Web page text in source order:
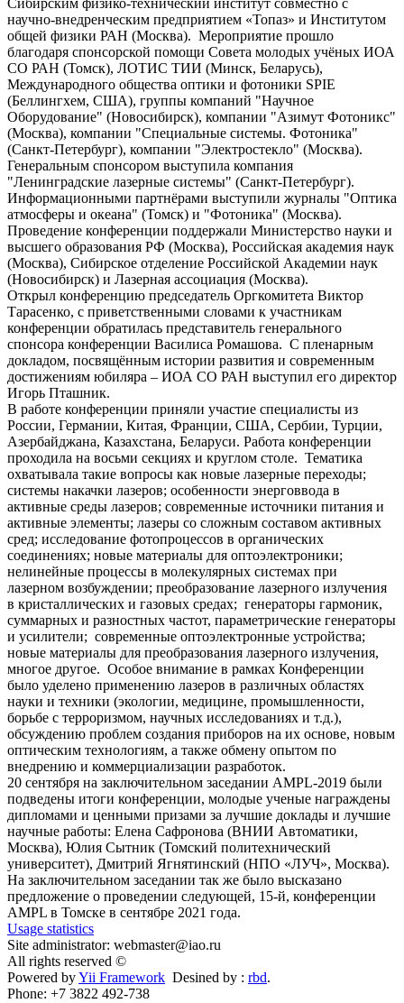
Сибирским физико-технический институт совместно с
научно-внедренческим предприятием «Топаз» и Институтом
общей физики РАН (Москва). Мероприятие прошло
благодаря спонсорской помощи Совета молодых учёных ИОА
СО РАН (Томск), ЛОТИС ТИИ (Минск, Беларусь),
Международного общества оптики и фотоники SPIE
(Беллингхем, США), группы компаний "Научное
Оборудование" (Новосибирск), компании "Азимут Фотоникс"
(Москва), компании "Специальные системы. Фотоника"
(Санкт-Петербург), компании "Электростекло" (Москва).
Генеральным спонсором выступила компания
"Ленинградские лазерные системы" (Санкт-Петербург).
Информационными партнёрами выступили журналы "Оптика
атмосферы и океана" (Томск) и "Фотоника" (Москва).
Проведение конференции поддержали Министерство науки и
высшего образования РФ (Москва), Российская академия наук
(Москва), Сибирское отделение Российской Академии наук
(Новосибирск) и Лазерная ассоциация (Москва).
Открыл конференцию председатель Оргкомитета Виктор
Тарасенко, с приветственными словами к участникам
конференции обратилась представитель генерального
спонсора конференции Василиса Ромашова. С пленарным
докладом, посвящённым истории развития и современным
достижениям юбиляра – ИОА СО РАН выступил его директор
Игорь Пташник.
В работе конференции приняли участие специалисты из
России, Германии, Китая, Франции, США, Сербии, Турции,
Азербайджана, Казахстана, Беларуси. Работа конференции
проходила на восьми секциях и круглом столе. Тематика
охватывала такие вопросы как новые лазерные переходы;
системы накачки лазеров; особенности энерговвода в
активные среды лазеров; современные источники питания и
активные элементы; лазеры со сложным составом активных
сред; исследование фотопроцессов в органических
соединениях; новые материалы для оптоэлектроники;
нелинейные процессы в молекулярных системах при
лазерном возбуждении; преобразование лазерного излучения
в кристаллических и газовых средах; генераторы гармоник,
суммарных и разностных частот, параметрические генераторы
и усилители; современные оптоэлектронные устройства;
новые материалы для преобразования лазерного излучения,
многое другое. Особое внимание в рамках Конференции
было уделено применению лазеров в различных областях
науки и техники (экологии, медицине, промышленности,
борьбе с терроризмом, научных исследованиях и т.д.),
обсуждению проблем создания приборов на их основе, новым
оптическим технологиям, а также обмену опытом по
внедрению и коммерциализации разработок.
20 сентября на заключительном заседании AMPL-2019 были
подведены итоги конференции, молодые ученые награждены
дипломами и ценными призами за лучшие доклады и лучшие
научные работы: Елена Сафронова (ВНИИ Автоматики,
Москва), Юлия Сытник (Томский политехнический
университет), Дмитрий Ягнятинский (НПО «ЛУЧ», Москва).
На заключительном заседании так же было высказано
предложение о проведении следующей, 15-й, конференции
AMPL в Томске в сентябре 2021 года.
Usage statistics
Site administrator: webmaster@iao.ru
All rights reserved ©
Powered byYii Framework Desined by : rbd.
Phone: +7 3822 492-738